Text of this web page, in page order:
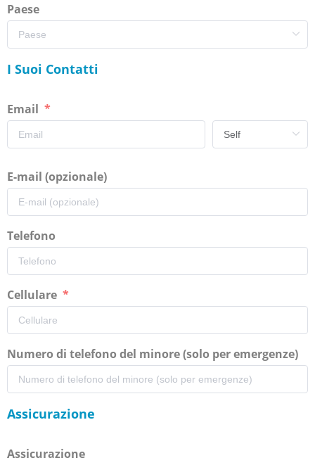
Paese
I Suoi Contatti
Email
E-mail (opzionale)
Telefono
Cellulare
Numero di telefono del minore (solo per emergenze)
Assicurazione
Assicurazione